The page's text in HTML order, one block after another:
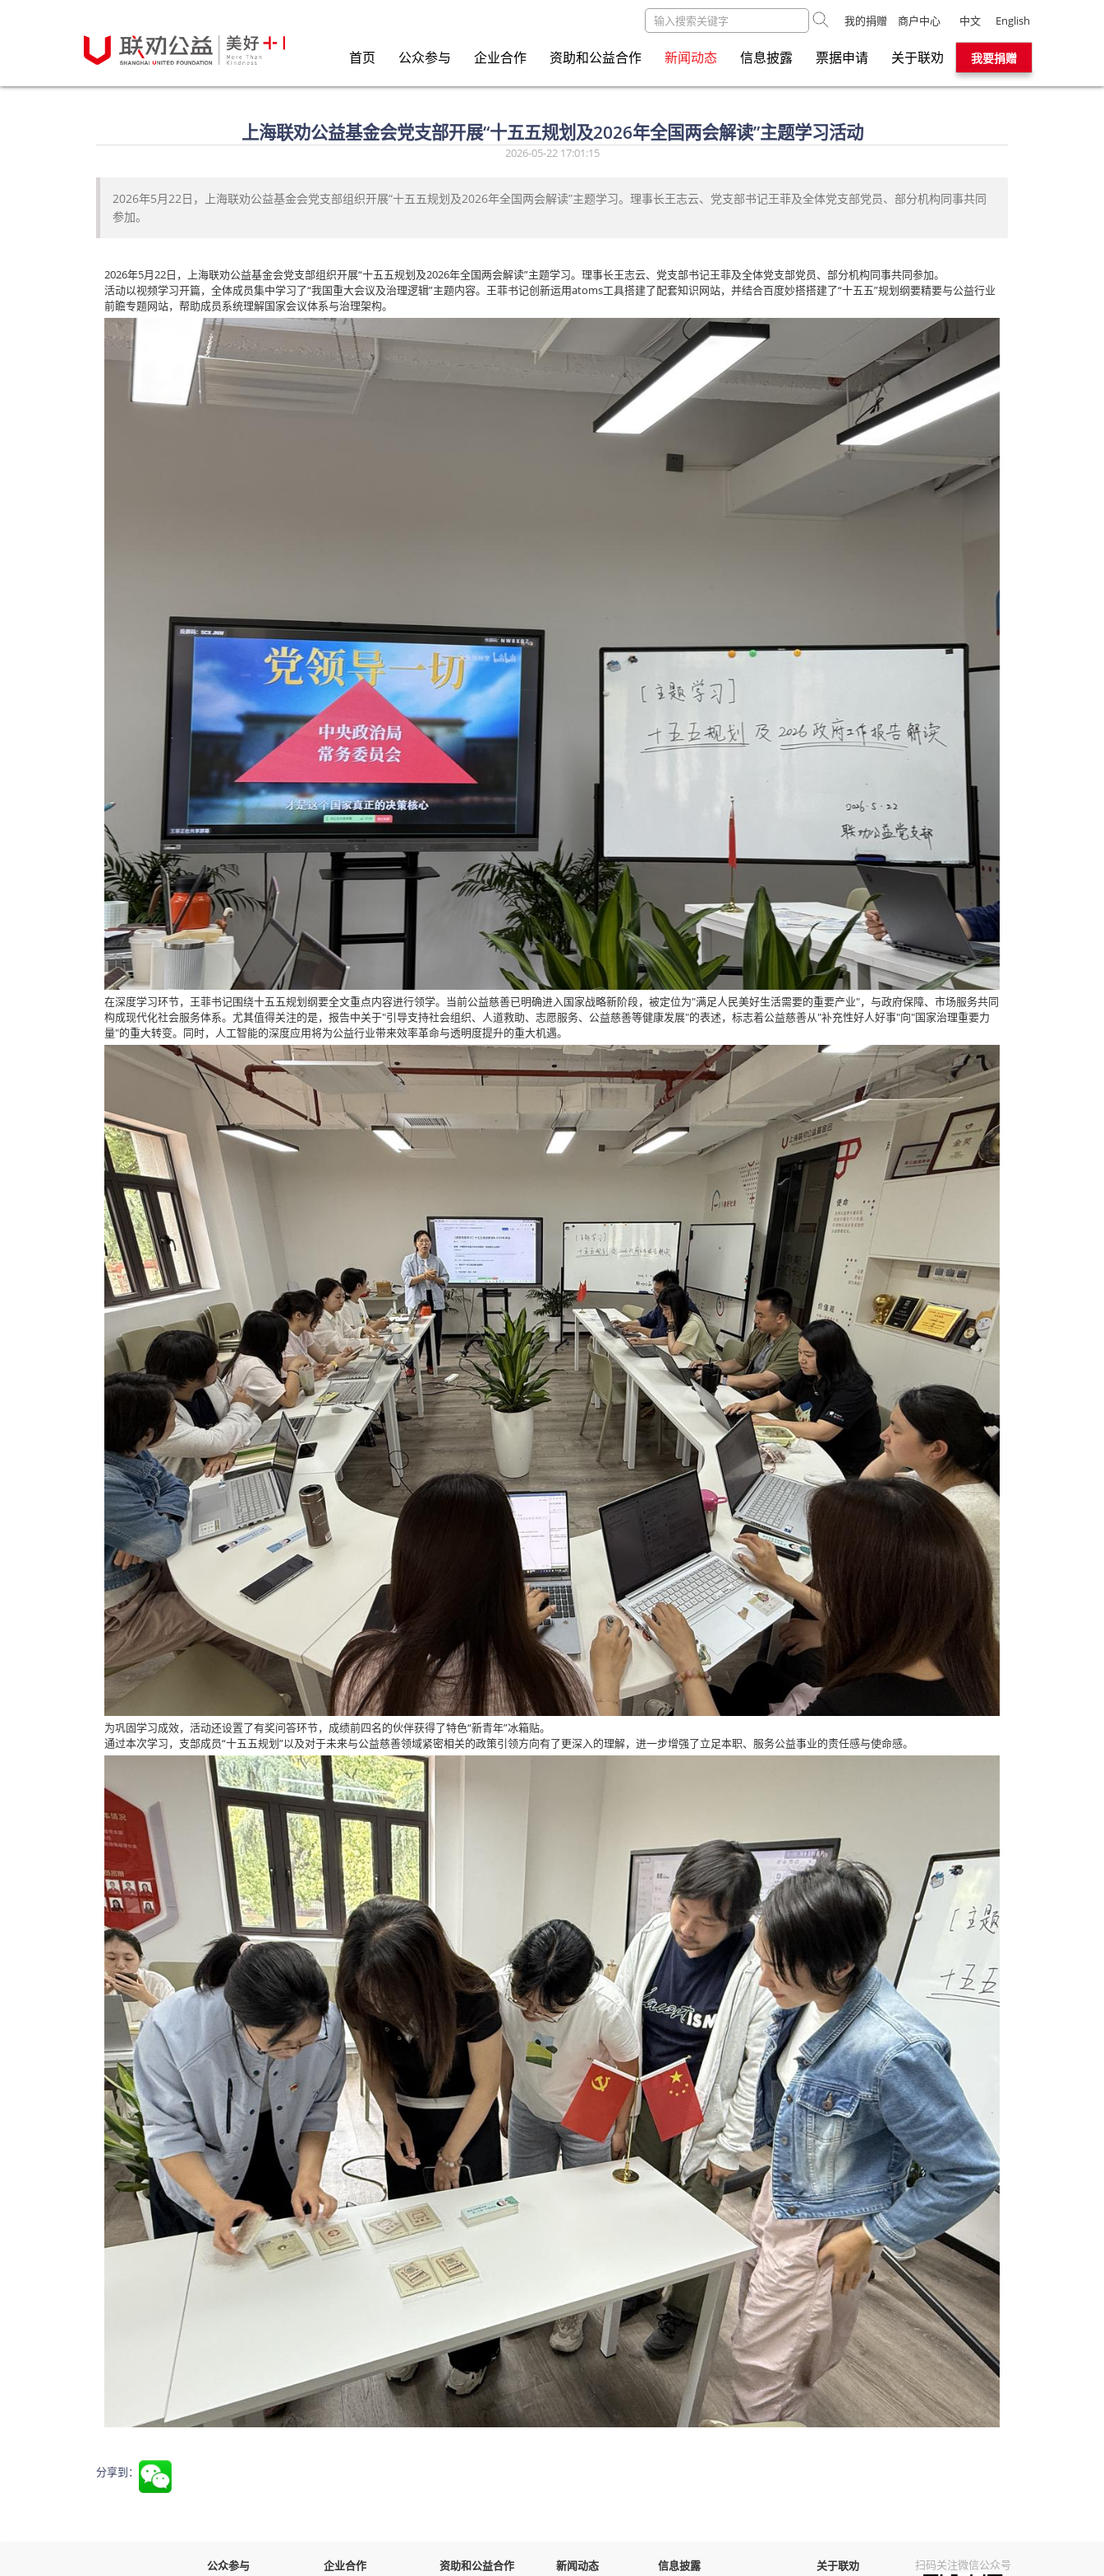
我的捐赠 商户中心 中文 English
首页 公众参与 企业合作 资助和公益合作 新闻动态 信息披露 票据申请 关于联劝 我要捐赠
上海联劝公益基金会党支部开展“十五五规划及2026年全国两会解读”主题学习活动
2026-05-22 17:01:15
2026年5月22日，上海联劝公益基金会党支部组织开展“十五五规划及2026年全国两会解读”主题学习。理事长王志云、党支部书记王菲及全体党支部党员、部分机构同事共同
参加。
2026年5月22日，上海联劝公益基金会党支部组织开展“十五五规划及2026年全国两会解读”主题学习。理事长王志云、党支部书记王菲及全体党支部党员、部分机构同事共同参加。
活动以视频学习开篇，全体成员集中学习了“我国重大会议及治理逻辑”主题内容。王菲书记创新运用atoms工具搭建了配套知识网站，并结合百度妙搭搭建了“十五五”规划纲要精要与公益行业
前瞻专题网站，帮助成员系统理解国家会议体系与治理架构。
在深度学习环节，王菲书记围绕十五五规划纲要全文重点内容进行领学。当前公益慈善已明确进入国家战略新阶段，被定位为"满足人民美好生活需要的重要产业"，与政府保障、市场服务共同
构成现代化社会服务体系。尤其值得关注的是，报告中关于"引导支持社会组织、人道救助、志愿服务、公益慈善等健康发展"的表述，标志着公益慈善从"补充性好人好事"向"国家治理重要力
量"的重大转变。同时，人工智能的深度应用将为公益行业带来效率革命与透明度提升的重大机遇。
为巩固学习成效，活动还设置了有奖问答环节，成绩前四名的伙伴获得了特色“新青年”冰箱贴。
通过本次学习，支部成员“十五五规划”以及对于未来与公益慈善领域紧密相关的政策引领方向有了更深入的理解，进一步增强了立足本职、服务公益事业的责任感与使命感。
分享到：
公众参与 企业合作 资助和公益合作 新闻动态 信息披露 关于联劝 扫码关注微信公众号